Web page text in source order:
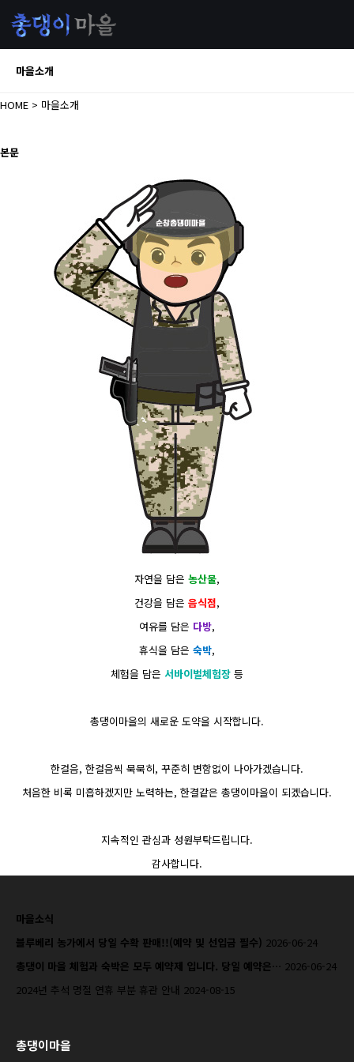
마을소개
HOME > 마을소개
본문
자연을 담은 농산물,
건강을 담은 음식점,
여유를 담은 다방,
휴식을 담은 숙박,
체험을 담은 서바이벌체험장 등
총댕이마을의 새로운 도약을 시작합니다.
한걸음, 한걸음씩 묵묵히, 꾸준히 변함없이 나아가겠습니다.
처음한 비록 미흡하겠지만 노력하는, 한결같은 총댕이마을이 되겠습니다.
지속적인 관심과 성원부탁드립니다.
감사합니다.
마을소식
블루베리 농가에서 당일 수확 판매!!(예약 및 선입금 필수) 2026-06-24
총댕이 마을 체험과 숙박은 모두 예약제 입니다. 당일 예약은… 2026-06-24
2024년 추석 명절 연휴 부분 휴관 안내 2024-08-15
총댕이마을